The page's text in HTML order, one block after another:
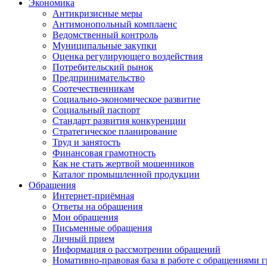
Экономика
Антикризисные меры
Антимонопольный комплаенс
Ведомственный контроль
Муниципальные закупки
Оценка регулирующего воздействия
Потребительский рынок
Предпринимательство
Соотечественникам
Социально-экономическое развитие
Социальный паспорт
Стандарт развития конкуренции
Стратегическое планирование
Труд и занятость
Финансовая грамотность
Как не стать жертвой мошенников
Каталог промышленной продукции
Обращения
Интернет-приёмная
Ответы на обращения
Мои обращения
Письменные обращения
Личный прием
Информация о рассмотрении обращений
Номативно-правовая база в работе с обращениями